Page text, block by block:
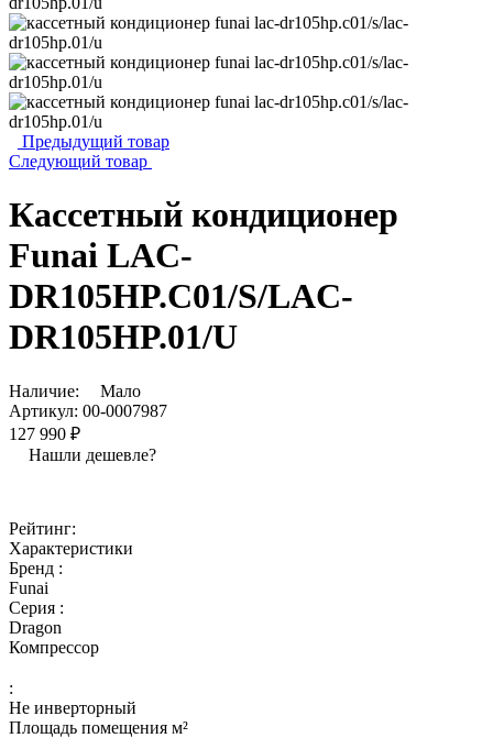
Предыдущий товар
Следующий товар
Кассетный кондиционер
Funai LAC-
DR105HP.C01/S/LAC-
DR105HP.01/U
Наличие:
Мало
Артикул: 00-0007987
127 990 ₽
Нашли дешевле?
Рейтинг:
Характеристики
Бренд :
Funai
Серия :
Dragon
Компрессор
:
Не инверторный
Площадь помещения м²